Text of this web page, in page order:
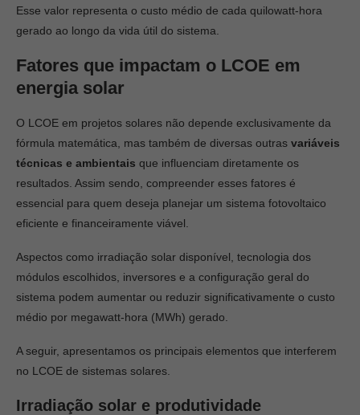
Esse valor representa o custo médio de cada quilowatt-hora
gerado ao longo da vida útil do sistema.
Fatores que impactam o LCOE em
energia solar
O LCOE em projetos solares não depende exclusivamente da
fórmula matemática, mas também de diversas outras variáveis
técnicas e ambientais que influenciam diretamente os
resultados. Assim sendo, compreender esses fatores é
essencial para quem deseja planejar um sistema fotovoltaico
eficiente e financeiramente viável.
Aspectos como irradiação solar disponível, tecnologia dos
módulos escolhidos, inversores e a configuração geral do
sistema podem aumentar ou reduzir significativamente o custo
médio por megawatt-hora (MWh) gerado.
A seguir, apresentamos os principais elementos que interferem
no LCOE de sistemas solares.
Irradiação solar e produtividade